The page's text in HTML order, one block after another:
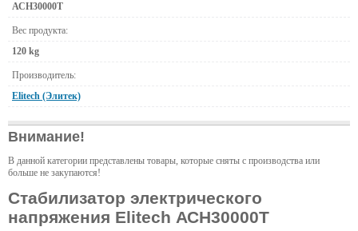
АСН30000Т
Вес продукта:
120 kg
Производитель:
Elitech (Элитек)
Внимание!
В данной категории представлены товары, которые сняты с производства или
больше не закупаются!
Стабилизатор электрического
напряжения Elitech АСН30000Т